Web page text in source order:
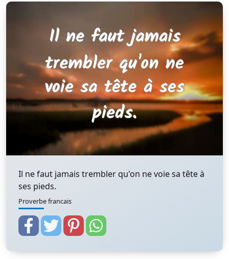
Il ne faut jamais trembler qu'on ne voie sa tête à
ses pieds.
Proverbe francais